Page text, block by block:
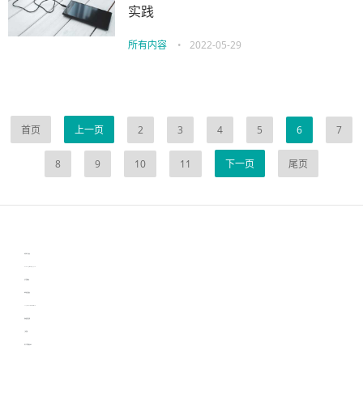
实践
所有内容 • 2022-05-29
首页 上一页 2 3 4 5 6 7
8 9 10 11 下一页 尾页